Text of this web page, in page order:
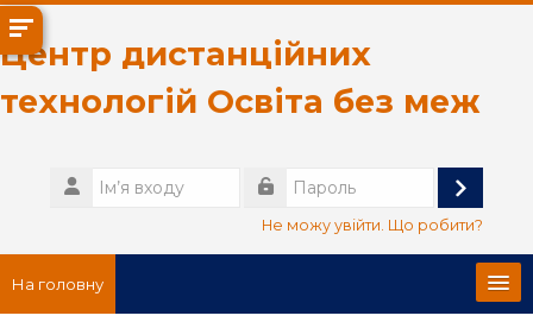
Перейти до головного вмісту
Центр дистанційних
технологій Освіта без меж
Ім’я
входу
Увійти
Не можу увійти. Що робити?
На головну